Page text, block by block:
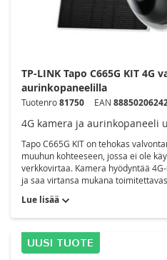
TP-LINK Tapo C665G KIT 4G
aurinkopaneelilla
Tuotenro81750 EAN
4G kamera ja aurinkopaneeli
Tapo C665G KIT on tehokas
muuhun kohteeseen, jossa ei ole
verkkovirtaa. Kamera hyödyntää
ja saa virtansa mukana
Lue lisää